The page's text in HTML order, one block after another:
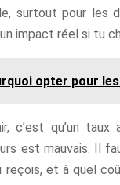
surtout pour les
impact réel si tu
opter pour
c’est qu’un taux
est mauvais. Il
reçois, et à quel